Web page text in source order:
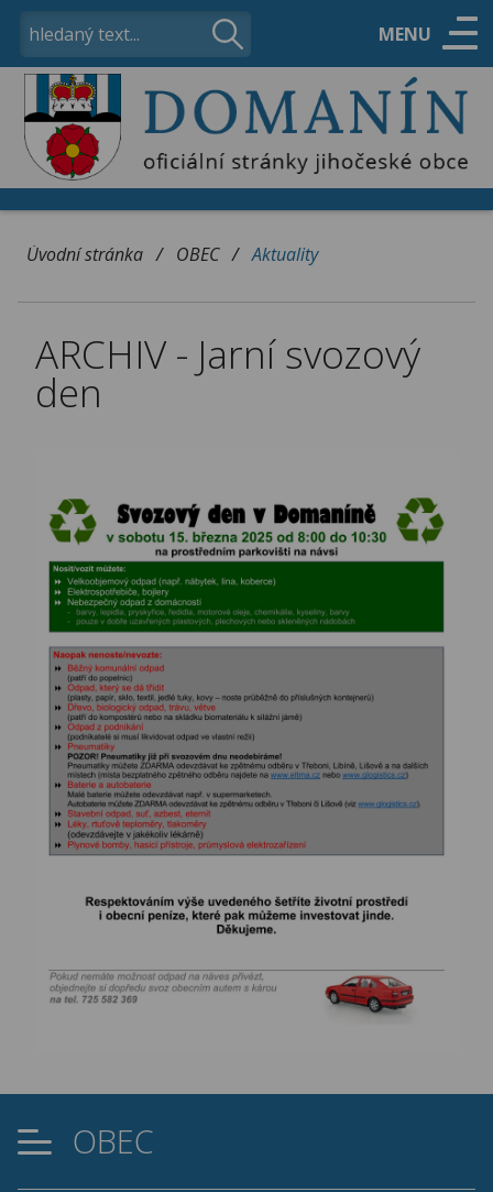
MENU
ÚŘAD
OBEC
KONTAKTY
Úvodní stránka / OBEC / Aktuality
ARCHIV - Jarní svozový
den
OBEC